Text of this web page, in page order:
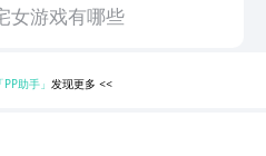
女游戏有哪些
「PP助手」发现更多<<